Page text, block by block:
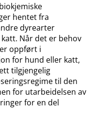
hentet fra
dyrearter
Når det er behov
oppført i
for hund eller katt,
tilgjengelig
til den
for utarbeidelsen av
for en del